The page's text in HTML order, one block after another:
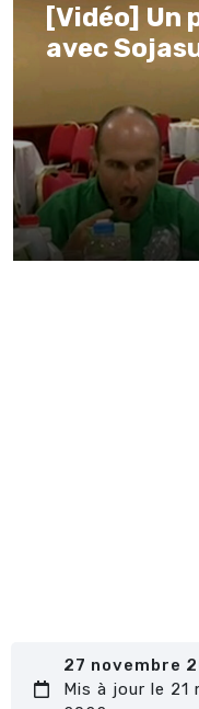
[Vidéo] Un
avec
27 novembre
Mis à jour le 21